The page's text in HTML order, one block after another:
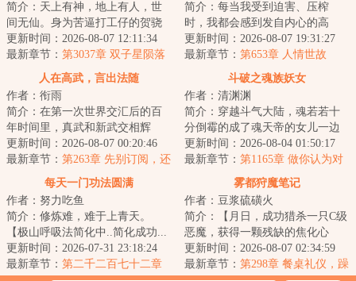
简介：天上有神，地上有人，世
间无仙。身为苦逼打工仔的贺骁
穿越为本界的官二代，原以为就
此开启锦衣玉食...
更新时间：2026-08-07 12:11:34
最新章节： 第3037章 双子星陨落
简介：每当我受到迫害、压榨
时，我都会感到发自内心的高
兴、喜悦，因为，还有人敢迫害
我、压榨我，只能证...
更新时间：2026-08-07 19:31:27
最新章节： 第653章 人情世故
人在高武，言出法随
作者：衔雨
简介：在第一次世界交汇后的百
年时间里，真武和新武交相辉
映，异界的神灵和现界的强人层
出不穷。“就比如...
更新时间：2026-08-07 00:20:46
最新章节： 第263章 先别订阅，还
斗破之魂族妖女
作者：清渊渊
简介：穿越斗气大陆，魂若若十
分倒霉的成了魂天帝的女儿一边
是要献祭全族的反派老爹，一边
是敌对的天命主...
更新时间：2026-08-04 01:50:17
最新章节： 第1165章 做你认为对
每天一门功法圆满
作者：努力吃鱼
简介：修炼难，难于上青天。
【极山呼吸法简化中..简化成功...
极山呼吸法→呼吸!】陈斐深吸了
一口气。【极...
更新时间：2026-07-31 23:18:24
最新章节： 第二千二百七十二章
雾都狩魔笔记
作者：豆浆硫磺火
简介：【月日，成功猎杀一只C级
恶魔，获得一颗残缺的焦化心
脏，灵性升华。】【月日，成功
猎杀一只温迪戈...
更新时间：2026-08-07 02:34:59
最新章节： 第298章 餐桌礼仪，躁